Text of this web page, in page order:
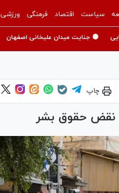
سیاست اقتصاد فرهنگی ورزشی
🟡 جنایت میدان علیخانی اصفهان
چاپ
نقض حقوق بشر